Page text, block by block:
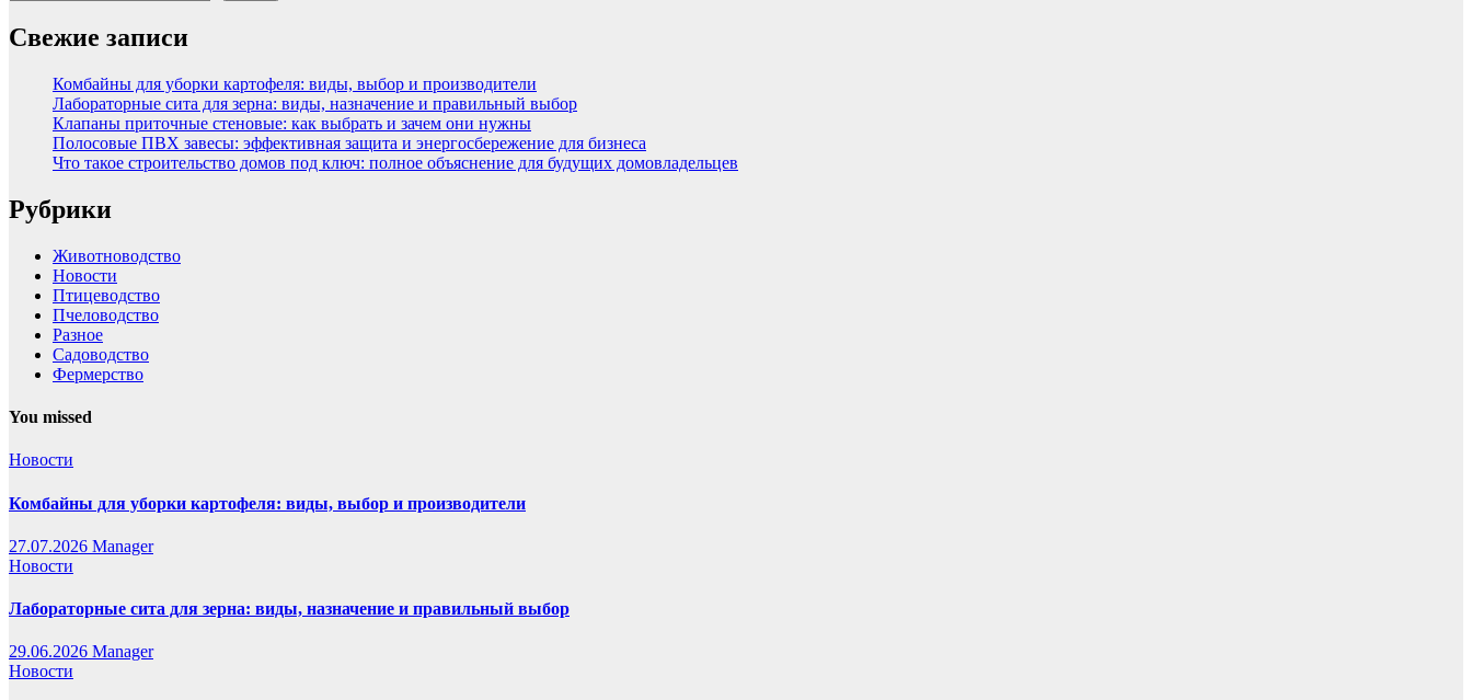
Свежие записи
Комбайны для уборки картофеля: виды, выбор и производители
Лабораторные сита для зерна: виды, назначение и правильный выбор
Клапаны приточные стеновые: как выбрать и зачем они нужны
Полосовые ПВХ завесы: эффективная защита и энергосбережение для бизнеса
Что такое строительство домов под ключ: полное объяснение для будущих домовладельцев
Рубрики
Животноводство
Новости
Птицеводство
Пчеловодство
Разное
Садоводство
Фермерство
You missed
Новости
Комбайны для уборки картофеля: виды, выбор и производители
27.07.2026 Manager
Новости
Лабораторные сита для зерна: виды, назначение и правильный выбор
29.06.2026 Manager
Новости